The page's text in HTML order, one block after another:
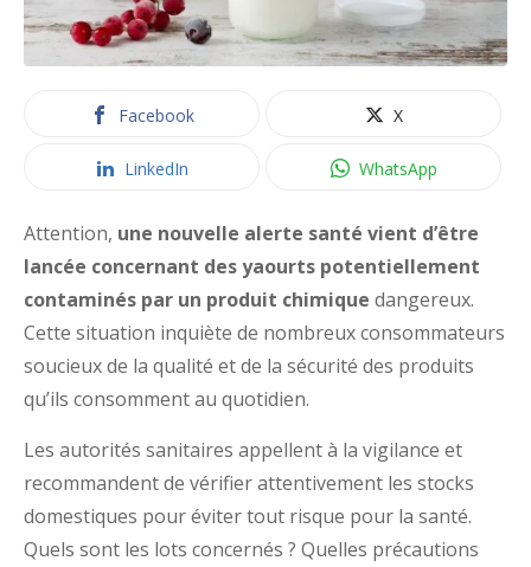
Facebook X
LinkedIn WhatsApp
Attention, une nouvelle alerte santé vient d’être
lancée concernant des yaourts potentiellement
contaminés par un produit chimique dangereux.
Cette situation inquiète de nombreux consommateurs
soucieux de la qualité et de la sécurité des produits
qu’ils consomment au quotidien.
Les autorités sanitaires appellent à la vigilance et
recommandent de vérifier attentivement les stocks
domestiques pour éviter tout risque pour la santé.
Quels sont les lots concernés ? Quelles précautions